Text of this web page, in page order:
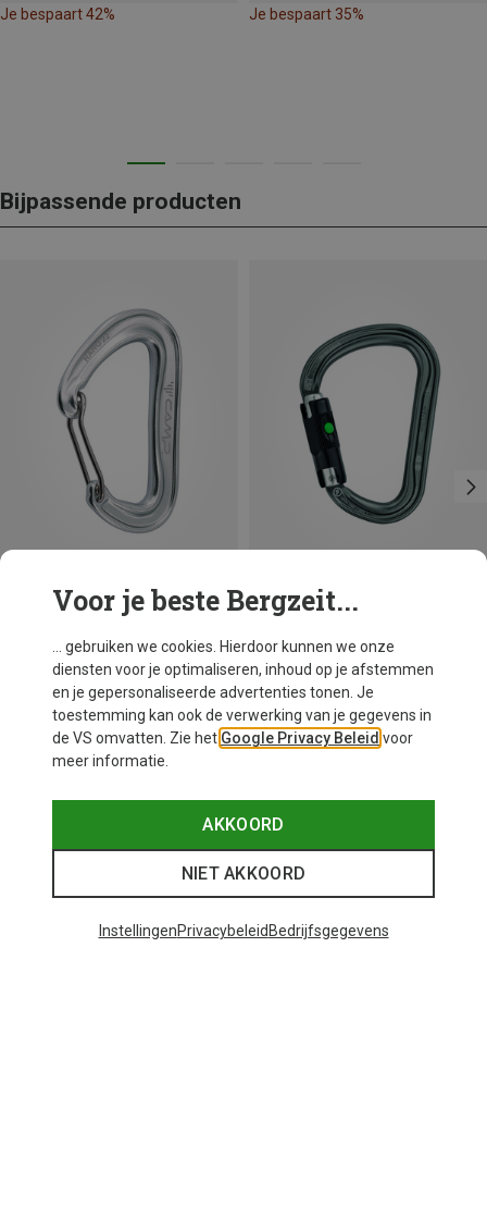
Je bespaart 42% Je bespaart 35%
Bijpassende producten
+3
Nano 22 Karabiner
Petzl
William Ball-Lock HMS Karabiner
€ 25,07
BALL-LOCK
Voor je beste Bergzeit...
... gebruiken we cookies. Hierdoor kunnen we onze
diensten voor je optimaliseren, inhoud op je afstemmen
en je gepersonaliseerde advertenties tonen. Je
toestemming kan ook de verwerking van je gegevens in
de VS omvatten. Zie het Google Privacy Beleid voor
meer informatie.
AKKOORD
NIET AKKOORD
InstellingenPrivacybeleid Bedrijfsgegevens